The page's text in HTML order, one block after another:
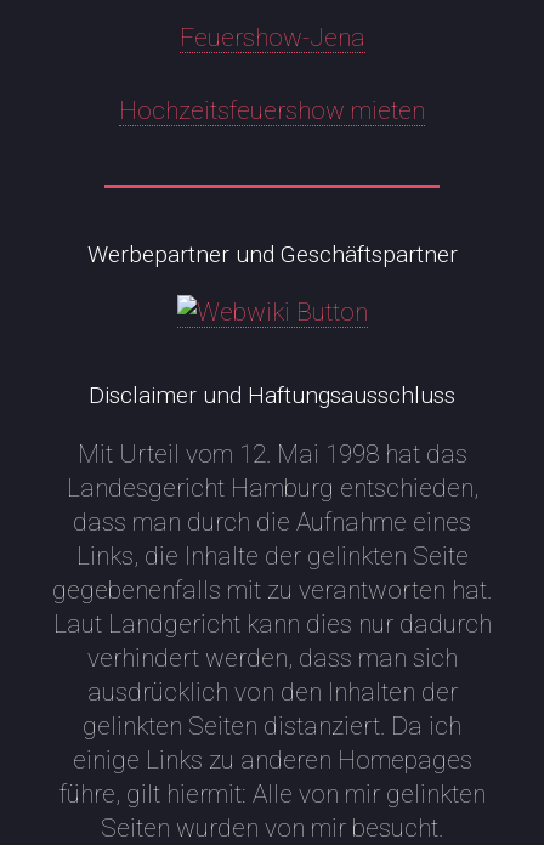
Feuershow-Jena
Hochzeitsfeuershow mieten
Werbepartner und Geschäftspartner
Disclaimer und Haftungsausschluss
Mit Urteil vom 12. Mai 1998 hat das
Landesgericht Hamburg entschieden,
dass man durch die Aufnahme eines
Links, die Inhalte der gelinkten Seite
gegebenenfalls mit zu verantworten hat.
Laut Landgericht kann dies nur dadurch
verhindert werden, dass man sich
ausdrücklich von den Inhalten der
gelinkten Seiten distanziert. Da ich
einige Links zu anderen Homepages
führe, gilt hiermit: Alle von mir gelinkten
Seiten wurden von mir besucht.